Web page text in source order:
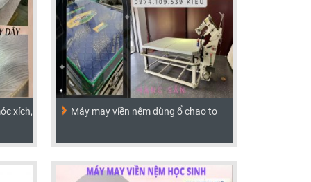
xích, Máy may viền nệm dùng ổ chao to